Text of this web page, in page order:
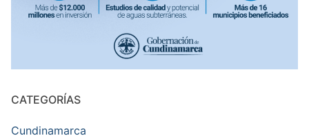
CATEGORÍAS
Cundinamarca